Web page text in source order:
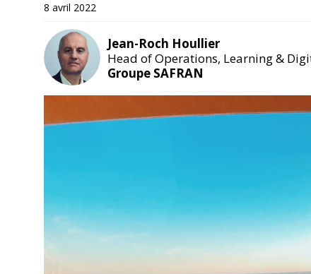
8 avril 2022
Jean-Roch Houllier
Head of Operations, Learning &
Groupe SAFRAN